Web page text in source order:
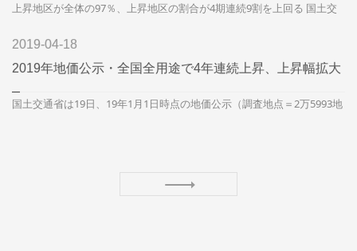
上昇地区が全体の97％、上昇地区の割合が4期連続9割を上回る 国土交
レ...
2019-04-18
2019年地価公示・全国全用途で4年連続上昇、上昇幅拡大
国土交通省は19日、19年1月1日時点の地価公示（調査地点＝2万5993地